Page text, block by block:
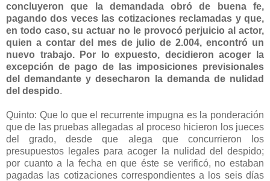
concluyeron que la demandada obró de buena fe,
pagando dos veces las cotizaciones reclamadas y que,
en todo caso, su actuar no le provocó perjuicio al actor,
quien a contar del mes de julio de 2.004, encontró un
nuevo trabajo. Por lo expuesto, decidieron acoger la
excepción de pago de las imposiciones previsionales
del demandante y desecharon la demanda de nulidad
del despido.
Quinto: Que lo que el recurrente impugna es la ponderación
que de las pruebas allegadas al proceso hicieron los jueces
del grado, desde que alega que concurrieron los
presupuestos legales para acoger la nulidad del despido;
por cuanto a la fecha en que éste se verificó, no estaban
pagadas las cotizaciones correspondientes a los seis días